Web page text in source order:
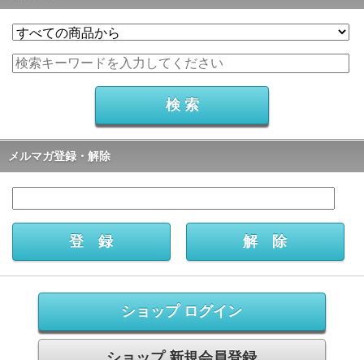
メルマガ登録・解除
ショップ ログイン